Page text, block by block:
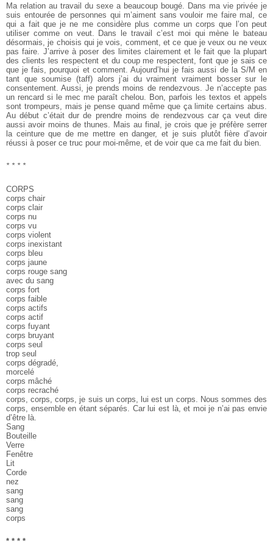
Ma relation au travail du sexe a beaucoup bougé. Dans ma vie privée je
suis entourée de personnes qui m’aiment sans vouloir me faire mal, ce
qui a fait que je ne me considère plus comme un corps que l’on peut
utiliser comme on veut. Dans le travail c’est moi qui mène le bateau
désormais, je choisis qui je vois, comment, et ce que je veux ou ne veux
pas faire. J’arrive à poser des limites clairement et le fait que la plupart
des clients les respectent et du coup me respectent, font que je sais ce
que je fais, pourquoi et comment. Aujourd’hui je fais aussi de la S/M en
tant que soumise (taff) alors j’ai du vraiment vraiment bosser sur le
consentement. Aussi, je prends moins de rendez­vous. Je n’accepte pas
un rencard si le mec me paraît chelou. Bon, parfois les textos et appels
sont trompeurs, mais je pense quand même que ça limite certains abus.
Au début c’était dur de prendre moins de rendez­vous car ça veut dire
aussi avoir moins de thunes. Mais au final, je crois que je préfère serrer
la ceinture que de me mettre en danger, et je suis plutôt fière d’avoir
réussi à poser ce truc pour moi-­même, et de voir que ca me fait du bien.
* * * *
CORPS
corps chair
corps clair
corps nu
corps vu
corps violent
corps inexistant
corps bleu
corps jaune
corps rouge sang
avec du sang
corps fort
corps faible
corps actifs
corps actif
corps fuyant
corps bruyant
corps seul
trop seul
corps dégradé,
morcelé
corps mâché
corps recraché
corps, corps, corps, je suis un corps, lui est un corps. Nous sommes des
corps, ensemble en étant séparés. Car lui est là, et moi je n’ai pas envie
d’être là.
Sang
Bouteille
Verre
Fenêtre
Lit
Corde
nez
sang
sang
sang
corps
* * * *